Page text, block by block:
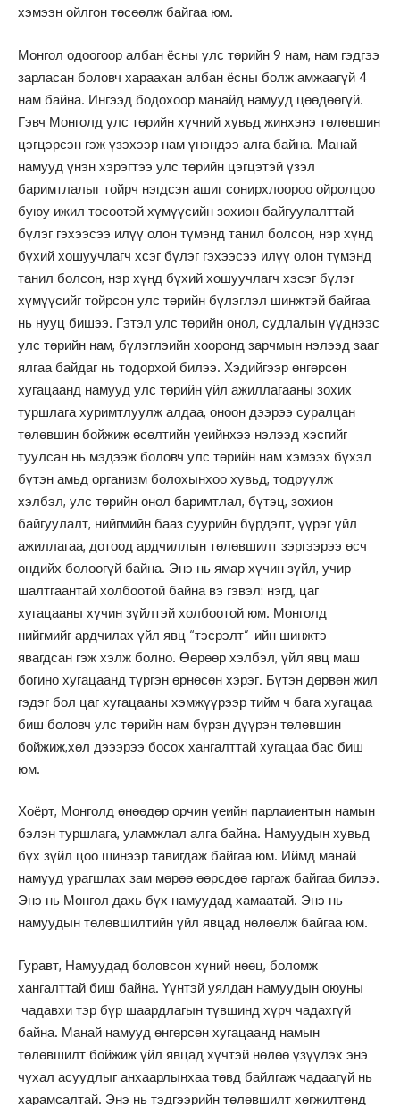
хэмээн ойлгон төсөөлж байгаа юм.
Монгол одоогоор албан ёсны улс төрийн 9 нам, нам гэдгээ
зарласан боловч хараахан албан ёсны болж амжаагүй 4
нам байна. Ингээд бодохоор манайд намууд цөөдөөгүй.
Гэвч Монголд улс төрийн хүчний хувьд жинхэнэ төлөвшин
цэгцэрсэн гэж үзэхээр нам үнэндээ алга байна. Манай
намууд үнэн хэрэгтээ улс төрийн цэгцэтэй үзэл
баримтлалыг тойрч нэгдсэн ашиг сонирхлоороо ойролцоо
буюу ижил төсөөтэй хүмүүсийн зохион байгуулалттай
бүлэг гэхээсээ илүү олон түмэнд танил болсон, нэр хүнд
бүхий хошуучлагч хсэг бүлэг гэхээсээ илүү олон түмэнд
танил болсон, нэр хүнд бүхий хошуучлагч хэсэг бүлэг
хүмүүсийг тойрсон улс төрийн бүлэглэл шинжтэй байгаа
нь нууц бишээ. Гэтэл улс төрийн онол, судлалын үүднээс
улс төрийн нам, бүлэглэийн хооронд зарчмын нэлээд зааг
ялгаа байдаг нь тодорхой билээ. Хэдийгээр өнгөрсөн
хугацаанд намууд улс төрийн үйл ажиллагааны зохих
туршлага хуримтлуулж алдаа, оноон дээрээ суралцан
төлөвшин бойжиж өсөлтийн үеийнхээ нэлээд хэсгийг
туулсан нь мэдээж боловч улс төрийн нам хэмээх бүхэл
бүтэн амьд организм болохынхоо хувьд, тодруулж
хэлбэл, улс төрийн онол баримтлал, бүтэц, зохион
байгуулалт, нийгмийн бааз суурийн бүрдэлт, үүрэг үйл
ажиллагаа, дотоод ардчиллын төлөвшилт зэргээрээ өсч
өндийх болоогүй байна. Энэ нь ямар хүчин зүйл, учир
шалтгаантай холбоотой байна вэ гэвэл: нэгд, цаг
хугацааны хүчин зүйлтэй холбоотой юм. Монголд
нийгмийг ардчилах үйл явц “тэсрэлт”-ийн шинжтэ
явагдсан гэж хэлж болно. Өөрөөр хэлбэл, үйл явц маш
богино хугацаанд түргэн өрнөсөн хэрэг. Бүтэн дөрвөн жил
гэдэг бол цаг хугацааны хэмжүүрээр тийм ч бага хугацаа
биш боловч улс төрийн нам бүрэн дүүрэн төлөвшин
бойжиж,хөл дэээрээ босох хангалттай хугацаа бас биш
юм.
Хоёрт, Монголд өнөөдөр орчин үеийн парлаиентын намын
бэлэн туршлага, уламжлал алга байна. Намуудын хувьд
бүх зүйл цоо шинээр тавигдаж байгаа юм. Иймд манай
намууд урагшлах зам мөрөө өөрсдөө гаргаж байгаа билээ.
Энэ нь Монгол дахь бүх намуудад хамаатай. Энэ нь
намуудын төлөвшилтийн үйл явцад нөлөөлж байгаа юм.
Гуравт, Намуудад боловсон хүний нөөц, боломж
хангалттай биш байна. Үүнтэй уялдан намуудын оюуны
чадавхи тэр бүр шаардлагын түвшинд хүрч чадахгүй
байна. Манай намууд өнгөрсөн хугацаанд намын
төлөвшилт бойжиж үйл явцад хүчтэй нөлөө үзүүлэх энэ
чухал асуудлыг анхаарлынхаа төвд байлгаж чадаагүй нь
харамсалтай. Энэ нь тэдгээрийн төлөвшилт хөгжилтөнд